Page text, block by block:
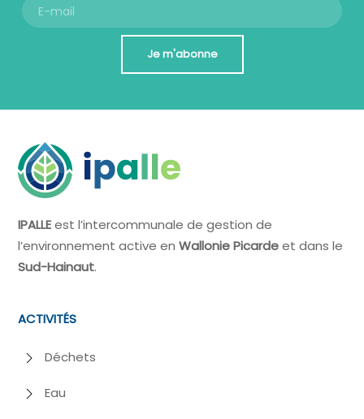
Je m'abonne
IPALLEest l’intercommunale de gestion de
l’environnement active enWallonie Picardeet dans le
Sud-Hainaut.
ACTIVITÉS
Déchets
Eau